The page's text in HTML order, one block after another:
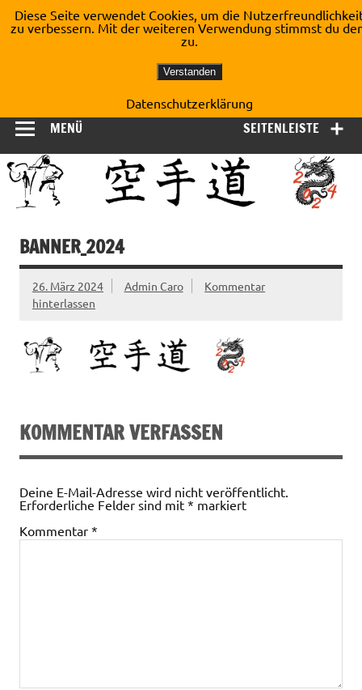
Inhalt
springen
Shotokan Karate Dojo
Kirchberg e.V.
SEITENLEISTE
MENÜ
BANNER_2024
26. März 2024 Admin Caro
Kommentar
hinterlassen
KOMMENTAR VERFASSEN
Deine E-Mail-Adresse wird nicht veröffentlicht.
Erforderliche Felder sind mit * markiert
Kommentar *
Diese Seite verwendet Cookies, um die
zu verbessern. Mit der weiteren Verwendung stimmst du
zu.
Verstanden
Datenschutzerklärung